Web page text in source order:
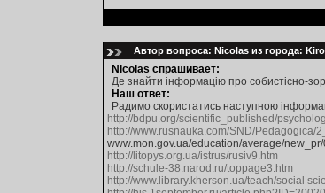
Автор вопроса: Nicolas из города:
Nicolas спрашивает:
Де знайти інформацію про собистісно-
Наш ответ:
Радимо скористатись наступною
http://bdpu.org/scientific_published/
http://www.rusnauka.com/SND/Pedagogica/
www.mon.gov.ua/education/average/
http://litopys.org.ua/istrus/rusiv9.htm
http://schule-38.narod.ru/toppage3.htm
http://www.library.kherson.ua/teach/social